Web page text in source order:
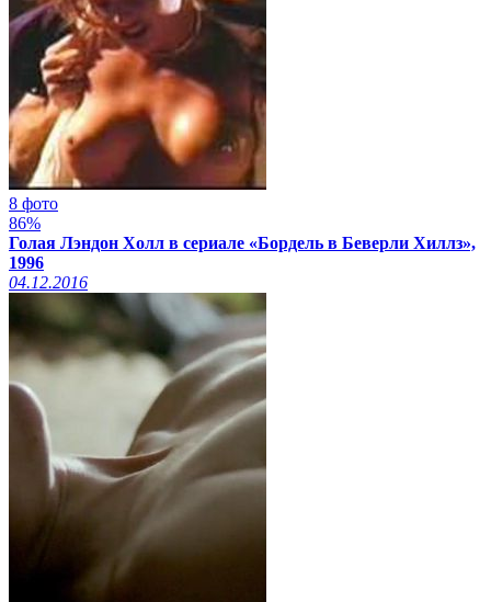
8 фото
86%
Голая Лэндон Холл в сериале «Бордель в Беверли Хиллз»,
1996
04.12.2016